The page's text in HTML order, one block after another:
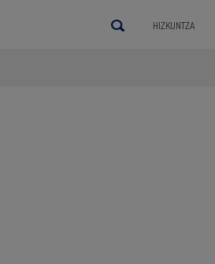
HIZKUNTZA